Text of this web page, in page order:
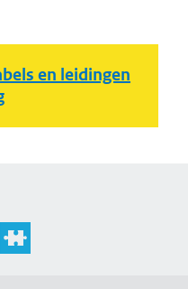
en leidingen